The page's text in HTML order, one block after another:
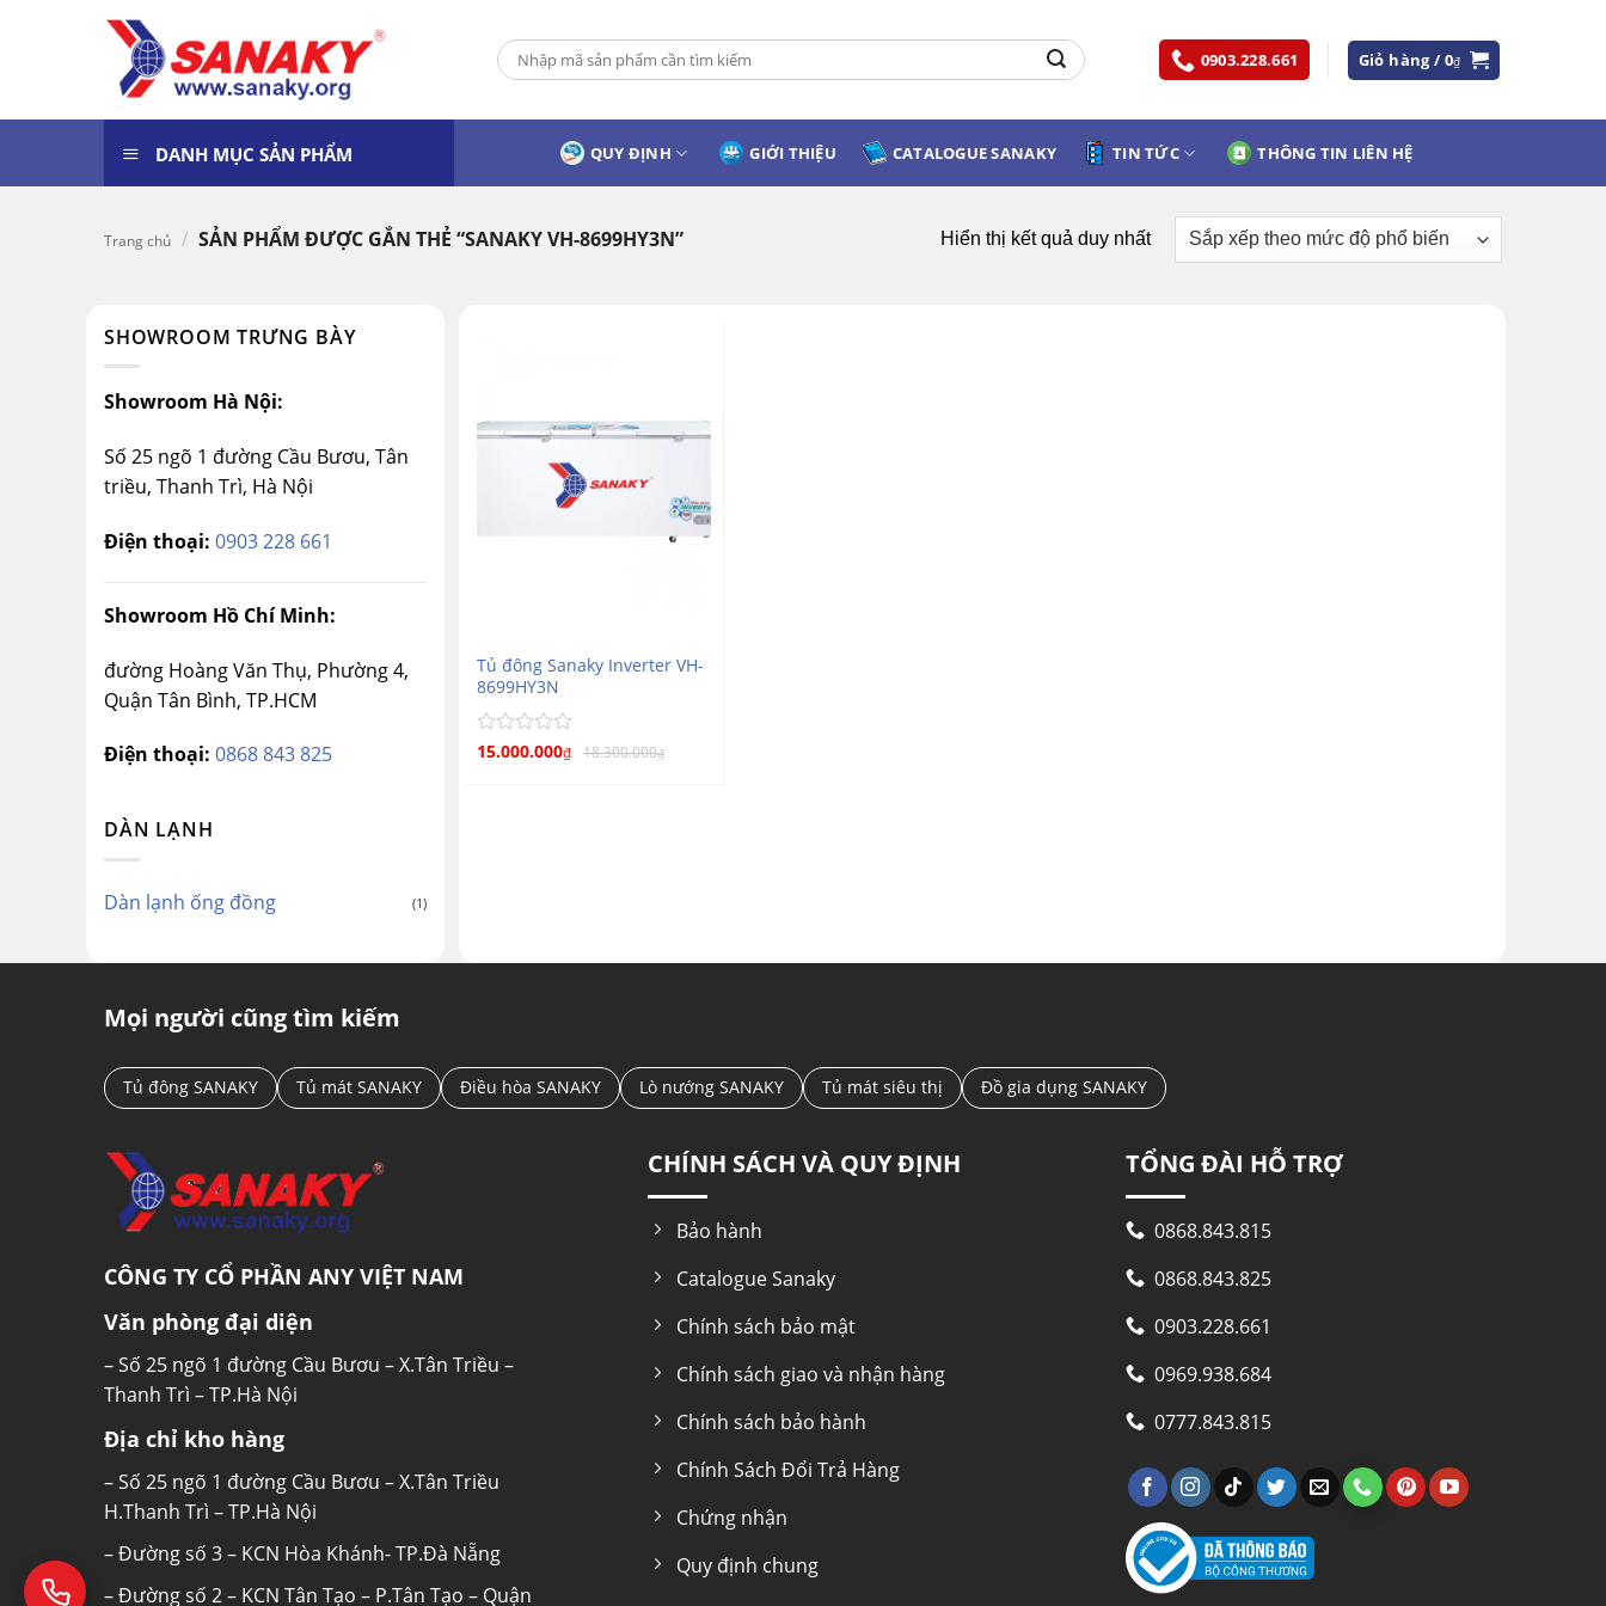
Tìm
kiếm:
0903.228.661 Giỏ hàng /0₫
DANH MỤC SẢN PHẨM QUY ĐỊNH GIỚI THIỆU CATALOGUE SANAKY TIN TỨC THÔNG TIN LIÊN HỆ
Trang chủ / SẢN PHẨM ĐƯỢC GẮN THẺ “SANAKY VH-8699HY3N” Hiển thị kết quả duy nhất
SHOWROOM TRƯNG BÀY
Showroom Hà Nội:
Số 25 ngõ 1 đường Cầu Bươu, Tân
triều, Thanh Trì, Hà Nội
Điện thoại: 0903 228 661
Showroom Hồ Chí Minh:
đường Hoàng Văn Thụ, Phường 4,
Quận Tân Bình, TP.HCM
Điện thoại: 0868 843 825
DÀN LẠNH
Dàn lạnh ống đồng (1)
Tủ đông Sanaky Inverter VH-
8699HY3N
Được
15.000.000₫ 18.300.000₫
Mọi người cũng tìm kiếm
Tủ đông SANAKY Tủ mát SANAKY Điều hòa SANAKY Lò nướng SANAKY Tủ mát siêu thị Đồ gia dụng SANAKY
CÔNG TY CỔ PHẦN ANY VIỆT NAM
Văn phòng đại diện
– Số 25 ngõ 1 đường Cầu Bươu – X.Tân Triều –
Thanh Trì – TP.Hà Nội
Địa chỉ kho hàng
– Số 25 ngõ 1 đường Cầu Bươu – X.Tân Triều
H.Thanh Trì – TP.Hà Nội
– Đường số 3 – KCN Hòa Khánh- TP.Đà Nẵng
– Đường số 2 – KCN Tân Tạo – P.Tân Tạo – Quận
CHÍNH SÁCH VÀ QUY ĐỊNH
Bảo hành
Catalogue Sanaky
Chính sách bảo mật
Chính sách giao và nhận hàng
Chính sách bảo hành
Chính Sách Đổi Trả Hàng
Chứng nhận
Quy định chung
TỔNG ĐÀI HỖ TRỢ
0868.843.815
0868.843.825
0903.228.661
0969.938.684
0777.843.815